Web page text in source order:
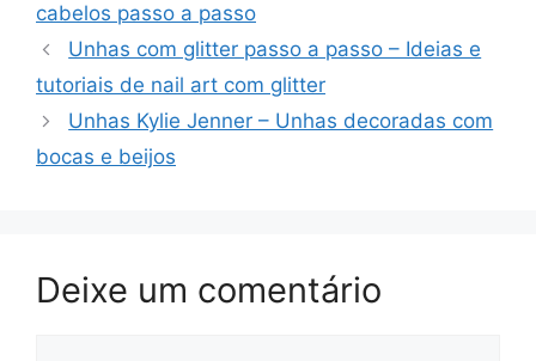
cabelos passo a passo
Unhas com glitter passo a passo – Ideias e
tutoriais de nail art com glitter
Unhas Kylie Jenner – Unhas decoradas com
bocas e beijos
Deixe um comentário